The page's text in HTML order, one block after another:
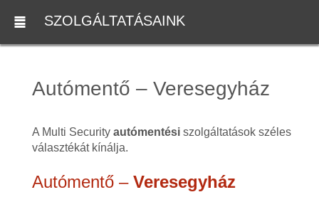
SZOLGÁLTATÁSAINK
Autómentő – Veresegyház
A Multi Security autómentésiszolgáltatások széles
választékát kínálja.
Autómentő – Veresegyház